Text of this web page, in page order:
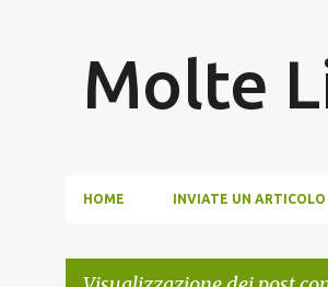
Molte
HOME INVIATE UN ARTICOLO